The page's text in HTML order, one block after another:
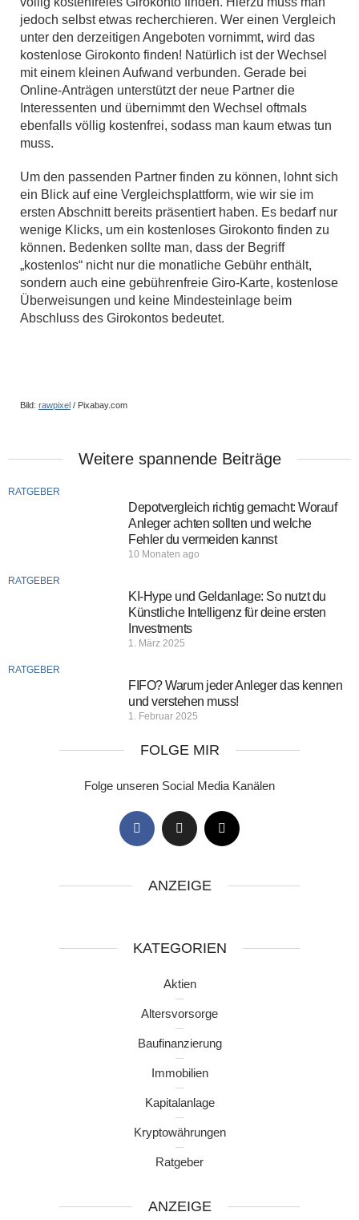
jedoch selbst etwas recherchieren. Wer einen Vergleich
unter den derzeitigen Angeboten vornimmt, wird das
kostenlose Girokonto finden! Natürlich ist der Wechsel
mit einem kleinen Aufwand verbunden. Gerade bei
Online-Anträgen unterstützt der neue Partner die
Interessenten und übernimmt den Wechsel oftmals
ebenfalls völlig kostenfrei, sodass man kaum etwas tun
muss.
Um den passenden Partner finden zu können, lohnt sich
ein Blick auf eine Vergleichsplattform, wie wir sie im
ersten Abschnitt bereits präsentiert haben. Es bedarf nur
wenige Klicks, um ein kostenloses Girokonto finden zu
können. Bedenken sollte man, dass der Begriff
„kostenlos“ nicht nur die monatliche Gebühr enthält,
sondern auch eine gebührenfreie Giro-Karte, kostenlose
Überweisungen und keine Mindesteinlage beim
Abschluss des Girokontos bedeutet.
Bild: rawpixel / Pixabay.com
Weitere spannende Beiträge
RATGEBER
Depotvergleich richtig gemacht: Worauf
Anleger achten sollten und welche
Fehler du vermeiden kannst
10 Monaten ago
RATGEBER
KI-Hype und Geldanlage: So nutzt du
Künstliche Intelligenz für deine ersten
Investments
1. März 2025
RATGEBER
FIFO? Warum jeder Anleger das kennen
und verstehen muss!
1. Februar 2025
FOLGE MIR
Folge unseren Social Media Kanälen
ANZEIGE
KATEGORIEN
Aktien
Altersvorsorge
Baufinanzierung
Immobilien
Kapitalanlage
Kryptowährungen
Ratgeber
ANZEIGE